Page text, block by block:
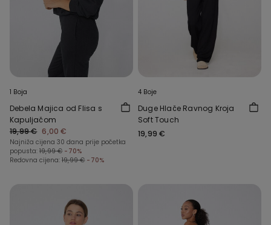
1 Boja
Debela Majica od Flisa s
Kapuljačom
19,99 € 6,00 €
Najniža cijena 30 dana prije početka
popusta: 19,99 € -70%
Redovna cijena: 19,99 € -70%
4 Boje
Duge Hlače Ravnog Kroja
Soft Touch
19,99 €